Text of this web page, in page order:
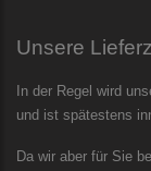
Unsere
In der Regel wird
und ist spätestens
Da wir aber für Sie